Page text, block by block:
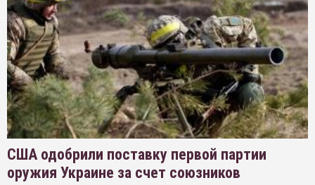
США одобрили поставку первой партии
оружия Украине за счет союзников